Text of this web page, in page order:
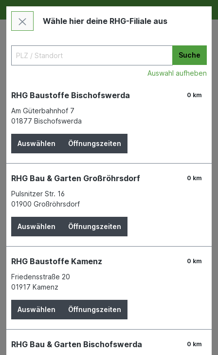
Deine RHG NEU ERLEBEN
21.09.22
Wähle hier deine RHG-Filiale aus
Suche
Auswahl aufheben
0 km
RHG Baustoffe Bischofswerda
Am Güterbahnhof 7
01877 Bischofswerda
Auswählen Öffnungszeiten
0 km
RHG Bau & Garten Großröhrsdorf
Pulsnitzer Str. 16
01900 Großröhrsdorf
Auswählen Öffnungszeiten
0 km
RHG Baustoffe Kamenz
Friedensstraße 20
01917 Kamenz
Auswählen Öffnungszeiten
0 km
RHG Bau & Garten Bischofswerda